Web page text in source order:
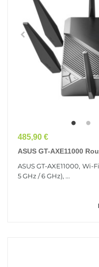
Prix
485,90 €
ASUS GT-AXE11000
ASUS GT-AXE11000, Wi-
5 GHz / 6 GHz), ...